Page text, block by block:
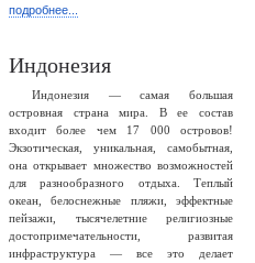
подробнее...
Индонезия
Индонезия — самая большая
островная страна мира. В ее состав
входит более чем 17 000 островов!
Экзотическая, уникальная, самобытная,
она открывает множество возможностей
для разнообразного отдыха. Теплый
океан, белоснежные пляжи, эффектные
пейзажи, тысячелетние религиозные
достопримечательности, развитая
инфраструктура — все это делает